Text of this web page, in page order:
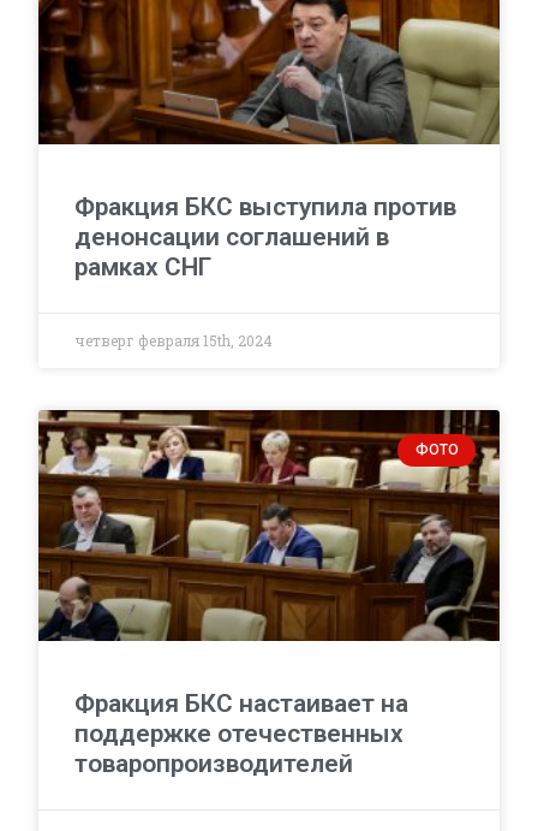
Фракция БКС выступила против
денонсации соглашений в
рамках СНГ
четверг февраля 15th, 2024
ФОТО
Фракция БКС настаивает на
поддержке отечественных
товаропроизводителей